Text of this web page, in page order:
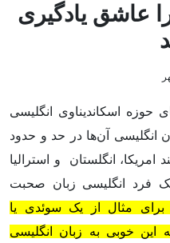
عاشق یادگیری
حوزه اسکاندیناوی انگلیسی
آن‌ها در حد و حدود
انگلستان و استرالیا
فرد انگلیسی زبان صحبت
مثال از یک سوئدی یا
این خوبی به زبان انگلیسی